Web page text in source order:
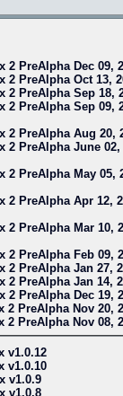
2 PreAlpha Dec 09,
2 PreAlpha Oct 13,
2 PreAlpha Sep 18,
2 PreAlpha Sep 09,
2 PreAlpha Aug 20,
2 PreAlpha June 02,
2 PreAlpha May 05,
2 PreAlpha Apr 12,
2 PreAlpha Mar 10,
2 PreAlpha Feb 09,
2 PreAlpha Jan 27,
2 PreAlpha Jan 14,
2 PreAlpha Dec 19,
2 PreAlpha Nov 20,
2 PreAlpha Nov 08,
v1.0.12
v1.0.10
v1.0.9
v1.0.8